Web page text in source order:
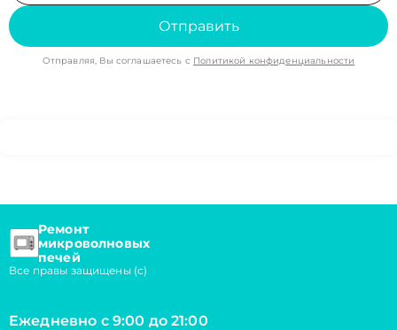
Отправить
Отправляя, Вы соглашаетесь с Политикой конфиденциальности
Ремонт
микроволновых
печей
Все правы защищены (с)
Ежедневно с 9:00 до 21:00